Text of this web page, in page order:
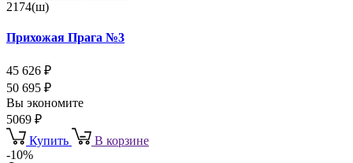
2174(ш)
Прихожая Прага №3
45 626 ₽
50 695 ₽
Вы экономите
5069 ₽
Купить
В корзине
-10%